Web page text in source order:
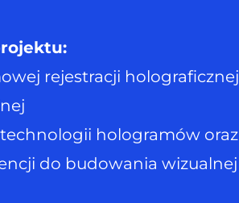
rejestracji
technologii hologramów
do budowania